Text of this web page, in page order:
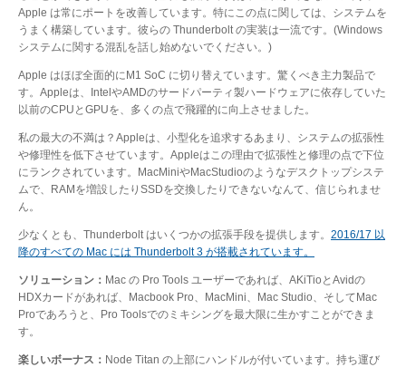
Apple は常にポートを改善しています。特にこの点に関しては、システムを
うまく構築しています。彼らの Thunderbolt の実装は一流です。(Windows
システムに関する混乱を話し始めないでください。)
Apple はほぼ全面的にM1 SoC に切り替えています。驚くべき主力製品で
す。Appleは、IntelやAMDのサードパーティ製ハードウェアに依存していた
以前のCPUとGPUを、多くの点で飛躍的に向上させました。
私の最大の不満は？Appleは、小型化を追求するあまり、システムの拡張性
や修理性を低下させています。Appleはこの理由で拡張性と修理の点で下位
にランクされています。MacMiniやMacStudioのようなデスクトップシステ
ムで、RAMを増設したりSSDを交換したりできないなんて、信じられませ
ん。
少なくとも、Thunderbolt はいくつかの拡張手段を提供します。 2016/17 以
降のすべての Mac には Thunderbolt 3 が搭載されています。
ソリューション： Mac の Pro Tools ユーザーであれば、AKiTioとAvidの
HDXカードがあれば、Macbook Pro、MacMini、Mac Studio、そしてMac
Proであろうと、Pro Toolsでのミキシングを最大限に生かすことができま
す。
楽しいボーナス： Node Titan の上部にハンドルが付いています。持ち運び